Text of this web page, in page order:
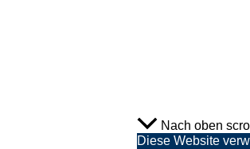
Nach oben
Diese Website